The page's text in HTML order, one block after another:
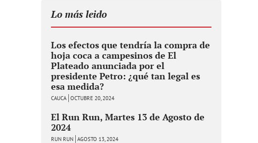
Lo más leido
Los efectos que tendría la compra de
hoja coca a campesinos de El
Plateado anunciada por el
presidente Petro: ¿qué tan legal es
esa medida?
CAUCA OCTUBRE 20, 2024
El Run Run, Martes 13 de Agosto de
2024
RUN RUN AGOSTO 13, 2024